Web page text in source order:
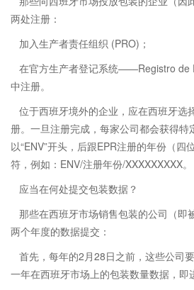
两处注册：
加入生产者责任组织 (PRO)；
在官方生产者登记系统——Registro de
中注册。
位于西班牙境外的企业，应在西班牙选
册。一旦注册完成，每家公司都会获得特
以“ENV”开头，后跟EPR注册的年份（四
符，例如：ENV/注册年份/XXXXXXXXX。
应当在何处提交包装数据？
那些在西班牙市场销售包装的公司（即
两个年度的数据提交：
首先，每年的2月28日之前，这些公司
一年在西班牙市场上的包装数量数据，即